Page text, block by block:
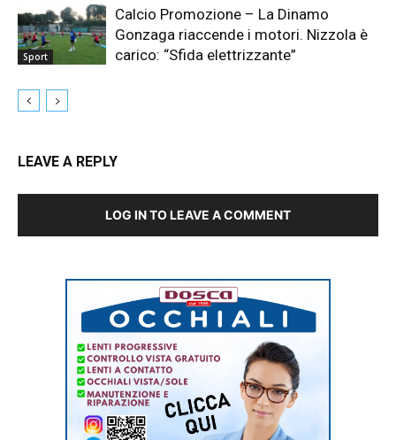
Sport
Calcio Promozione – La Dinamo
Gonzaga riaccende i motori. Nizzola è
carico: “Sfida elettrizzante”
LEAVE A REPLY
LOG IN TO LEAVE A COMMENT